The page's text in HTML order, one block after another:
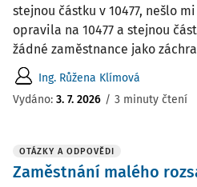
stejnou částku v 10477, nešlo
opravila na 10477 a stejnou
žádné zaměstnance jako
Ing. Růžena Klímová
Vydáno: 3. 7. 2026 / 3 minuty čtení
OTÁZKY A ODPOVĚDI
Zaměstnání malého